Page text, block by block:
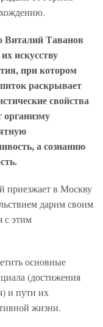
Виталий Таванов
искусству
при котором
раскрывает
свойства
организму
а сознанию
приезжает в Москву
дарим своим
с этим
основные
(достижения
и пути их
жизни.